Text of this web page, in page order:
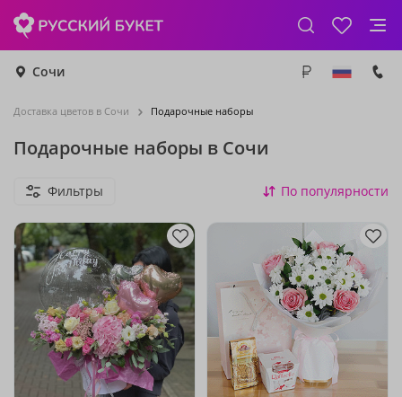
Сочи
Доставка цветов в Сочи Подарочные наборы
Подарочные наборы в Сочи
Фильтры По популярности